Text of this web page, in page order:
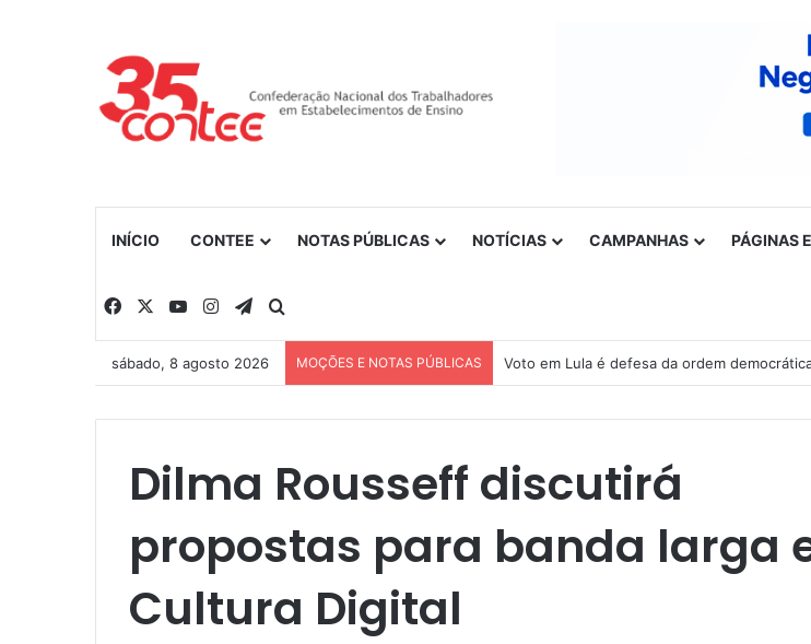
INÍCIO CONTEE NOTAS PÚBLICAS NOTÍCIAS CAMPANHAS PÁGINAS
Facebook YouTubeInstagramTelegram
sábado, 8 agosto 2026 MOÇÕES E NOTAS PÚBLICAS Nota de solidariedade ao povo venezuelano
Dilma Rousseff discutirá
propostas para banda larga
Cultura Digital